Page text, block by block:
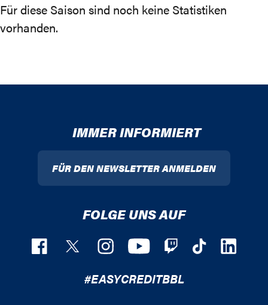
Für diese Saison sind noch keine Statistiken
vorhanden.
IMMER INFORMIERT
FÜR DEN NEWSLETTER ANMELDEN
FOLGE UNS AUF
#EASYCREDITBBL